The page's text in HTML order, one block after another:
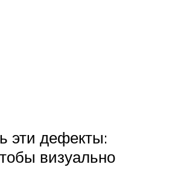
эти дефекты:
визуально